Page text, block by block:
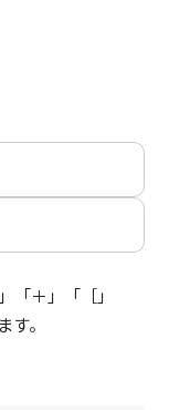
「＋」「［」
。